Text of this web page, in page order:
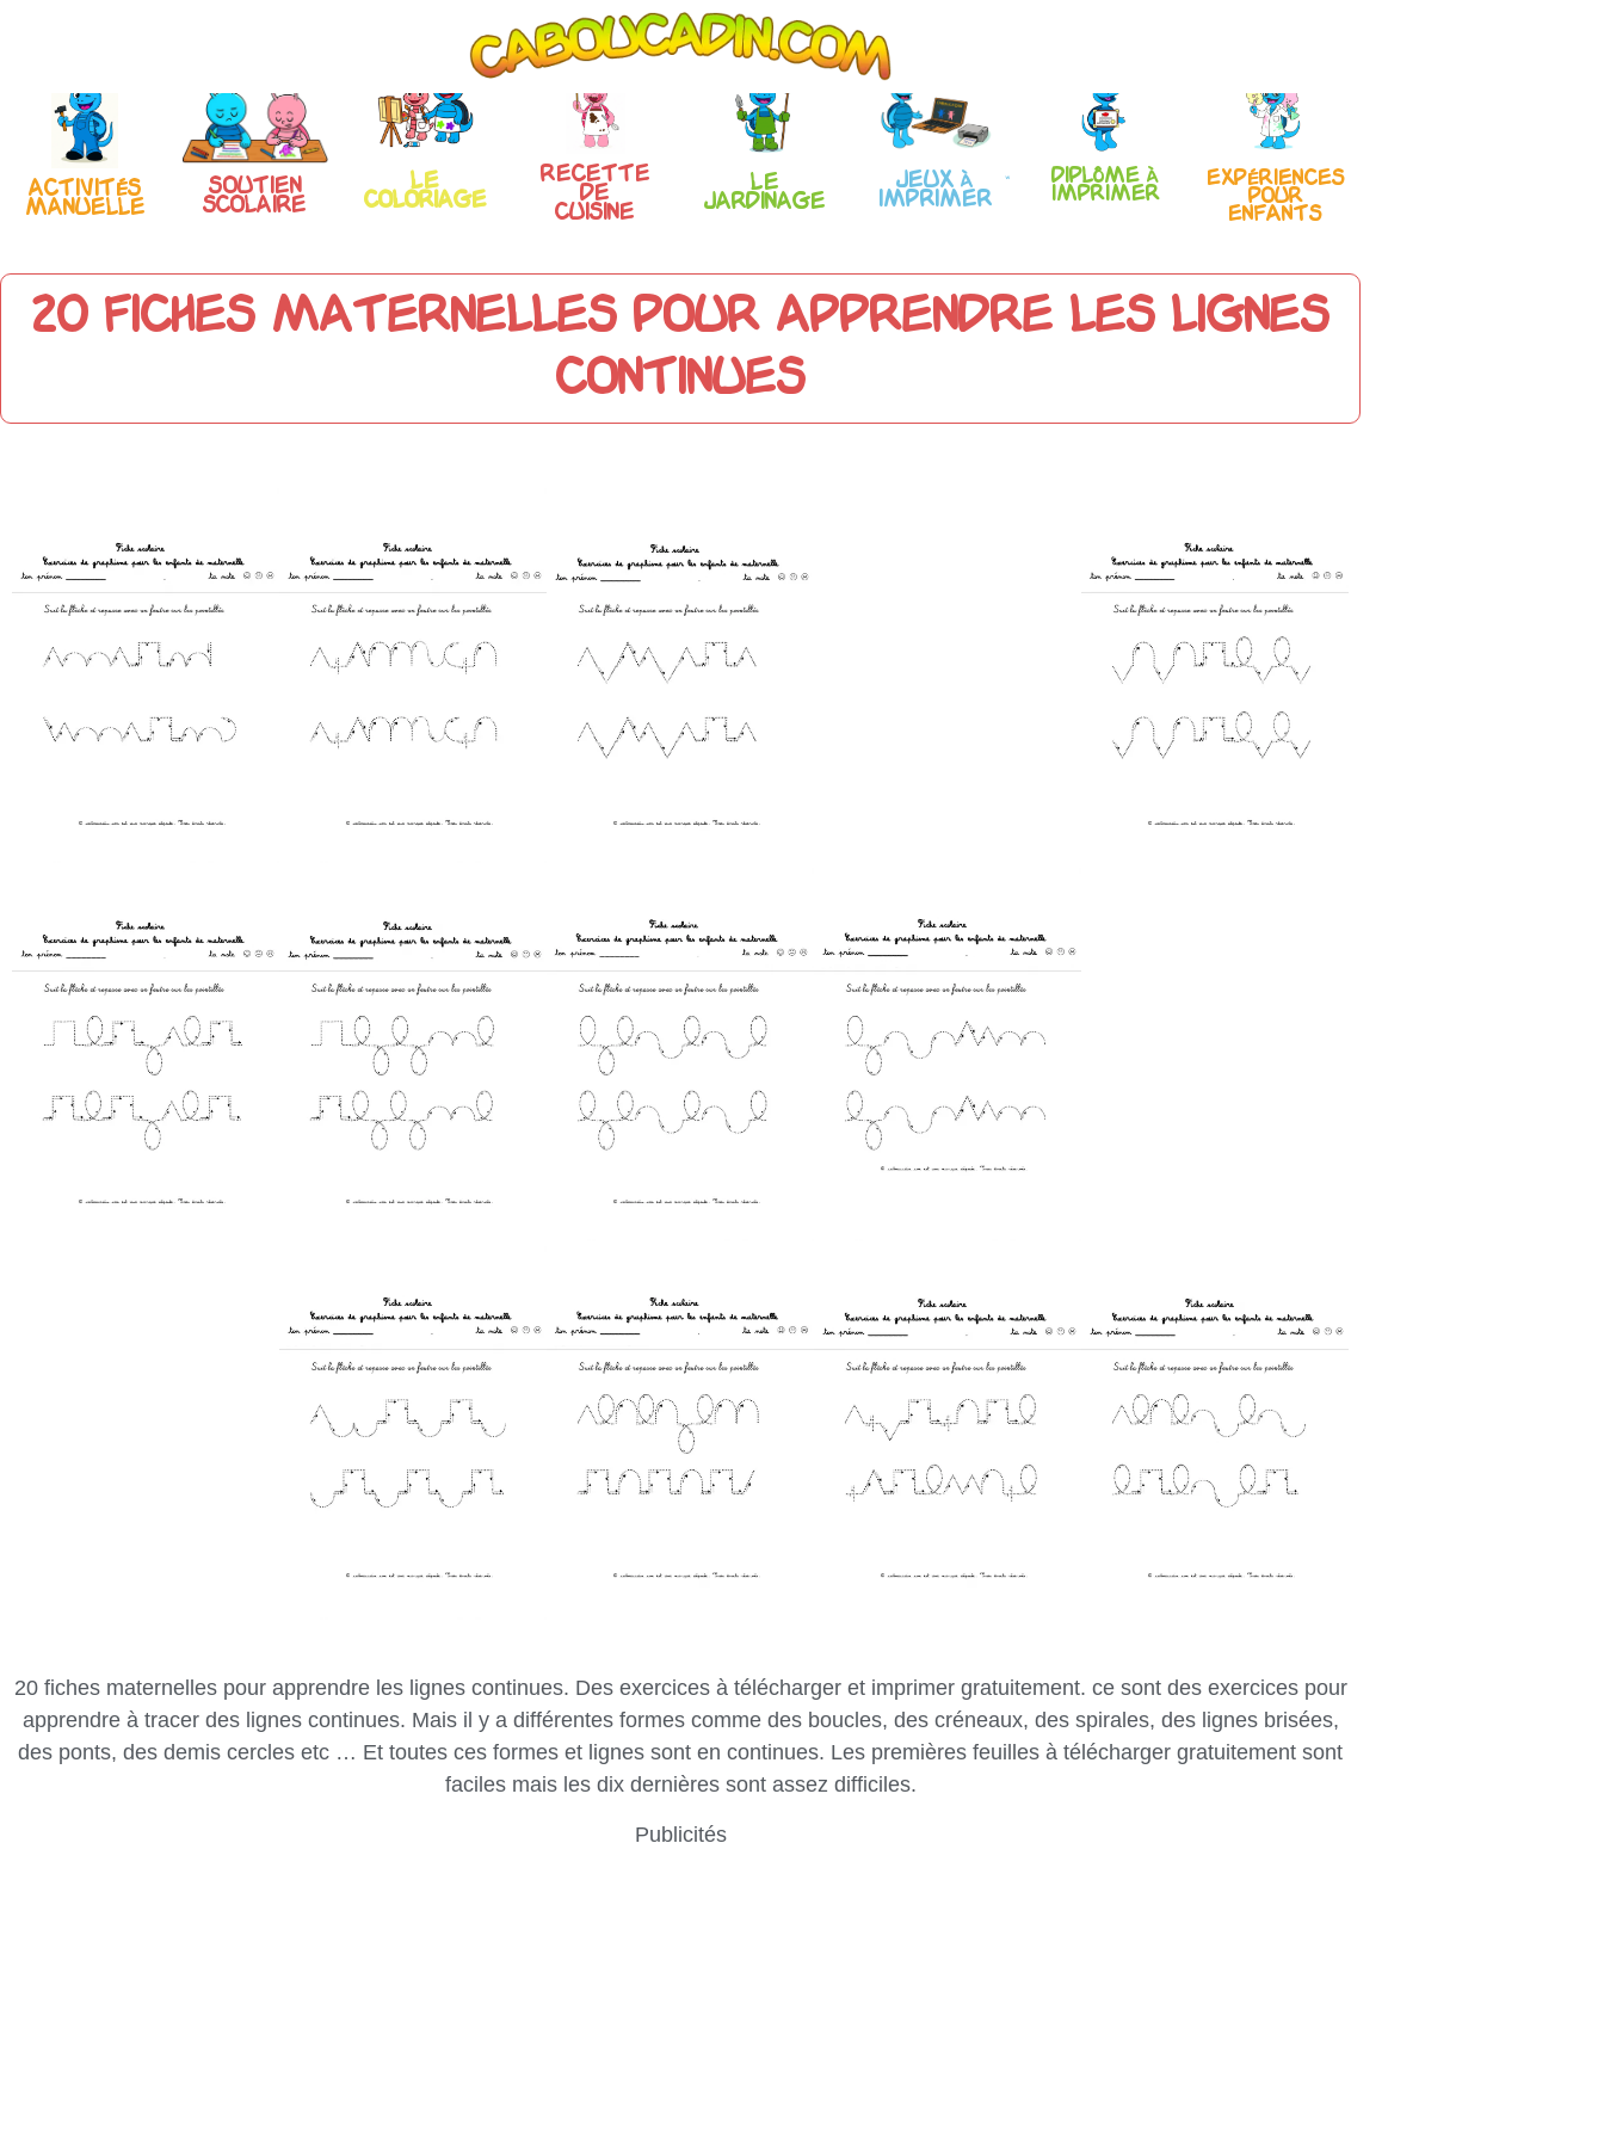
Activités
manuelle
Soutien
scolaire
Le
coloriage
Recette
de
Cuisine
Le
Jardinage
Jeux à
imprimer
Diplôme à
imprimer
Expériences
pour
enfants
20 fiches maternelles pour apprendre les lignes
continues
20 fiches maternelles pour apprendre les lignes continues. Des exercices à télécharger et imprimer gratuitement. ce sont des exercices pour
apprendre à tracer des lignes continues. Mais il y a différentes formes comme des boucles, des créneaux, des spirales, des lignes brisées,
des ponts, des demis cercles etc … Et toutes ces formes et lignes sont en continues. Les premières feuilles à télécharger gratuitement sont
faciles mais les dix dernières sont assez difficiles.
Publicités